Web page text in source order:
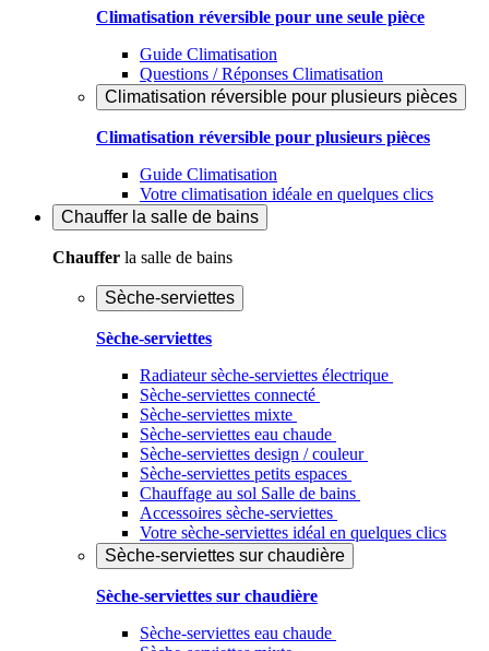
Climatisation réversible pour une seule pièce
Guide Climatisation
Questions / Réponses Climatisation
Climatisation réversible pour plusieurs pièces
Climatisation réversible pour plusieurs pièces
Guide Climatisation
Votre climatisation idéale en quelques clics
Chauffer la salle de bains
Chauffer la salle de bains
Sèche-serviettes
Sèche-serviettes
Radiateur sèche-serviettes électrique
Sèche-serviettes connecté
Sèche-serviettes mixte
Sèche-serviettes eau chaude
Sèche-serviettes design / couleur
Sèche-serviettes petits espaces
Chauffage au sol Salle de bains
Accessoires sèche-serviettes
Votre sèche-serviettes idéal en quelques clics
Sèche-serviettes sur chaudière
Sèche-serviettes sur chaudière
Sèche-serviettes eau chaude